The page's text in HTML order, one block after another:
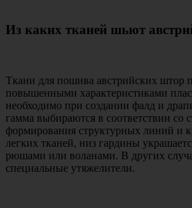
Из каких тканей шьют
Ткани для пошива австрийских штор
повышенными характеристиками
необходимо при создании фалд и
гамма выбираются в соответствии со
формирования структурных линий и
легких тканей, низ гардины
рюшами или воланами. В других
специальные утяжелители.